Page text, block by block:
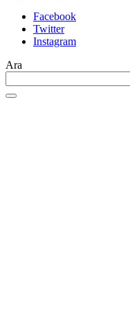
Facebook
Twitter
Instagram
Ara